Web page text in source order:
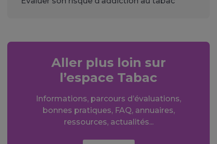
Aller plus loin sur
l’espace Tabac
Informations, parcours d’évaluations,
bonnes pratiques, FAQ, annuaires,
ressources, actualités...